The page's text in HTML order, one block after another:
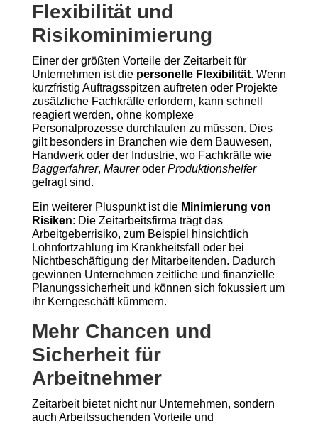
Flexibilität und
Risikominimierung
Einer der größten Vorteile der Zeitarbeit für
Unternehmen ist die personelle Flexibilität. Wenn
kurzfristig Auftragsspitzen auftreten oder Projekte
zusätzliche Fachkräfte erfordern, kann schnell
reagiert werden, ohne komplexe
Personalprozesse durchlaufen zu müssen. Dies
gilt besonders in Branchen wie dem Bauwesen,
Handwerk oder der Industrie, wo Fachkräfte wie
Baggerfahrer, Maureroder Produktionshelfer
gefragt sind.
Ein weiterer Pluspunkt ist die Minimierung von
Risiken: Die Zeitarbeitsfirma trägt das
Arbeitgeberrisiko, zum Beispiel hinsichtlich
Lohnfortzahlung im Krankheitsfall oder bei
Nichtbeschäftigung der Mitarbeitenden. Dadurch
gewinnen Unternehmen zeitliche und finanzielle
Planungssicherheit und können sich fokussiert um
ihr Kerngeschäft kümmern.
Mehr Chancen und
Sicherheit für
Arbeitnehmer
Zeitarbeit bietet nicht nur Unternehmen, sondern
auch Arbeitssuchenden Vorteile und